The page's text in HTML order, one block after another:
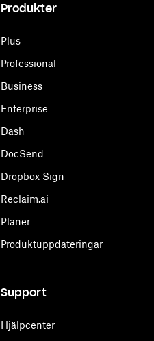
Produkter
Plus
Professional
Business
Enterprise
Dash
DocSend
Dropbox Sign
Reclaim.ai
Planer
Produktuppdateringar
Support
Hjälpcenter